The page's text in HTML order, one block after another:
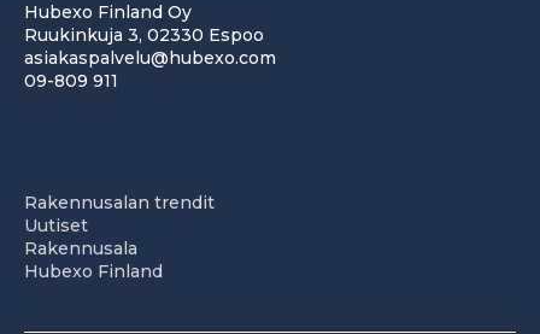
Hubexo Finland Oy
Ruukinkuja 3, 02330 Espoo
asiakaspalvelu@hubexo.com
09-809 911
Rakennusalan trendit
Uutiset
Rakennusala
Hubexo Finland